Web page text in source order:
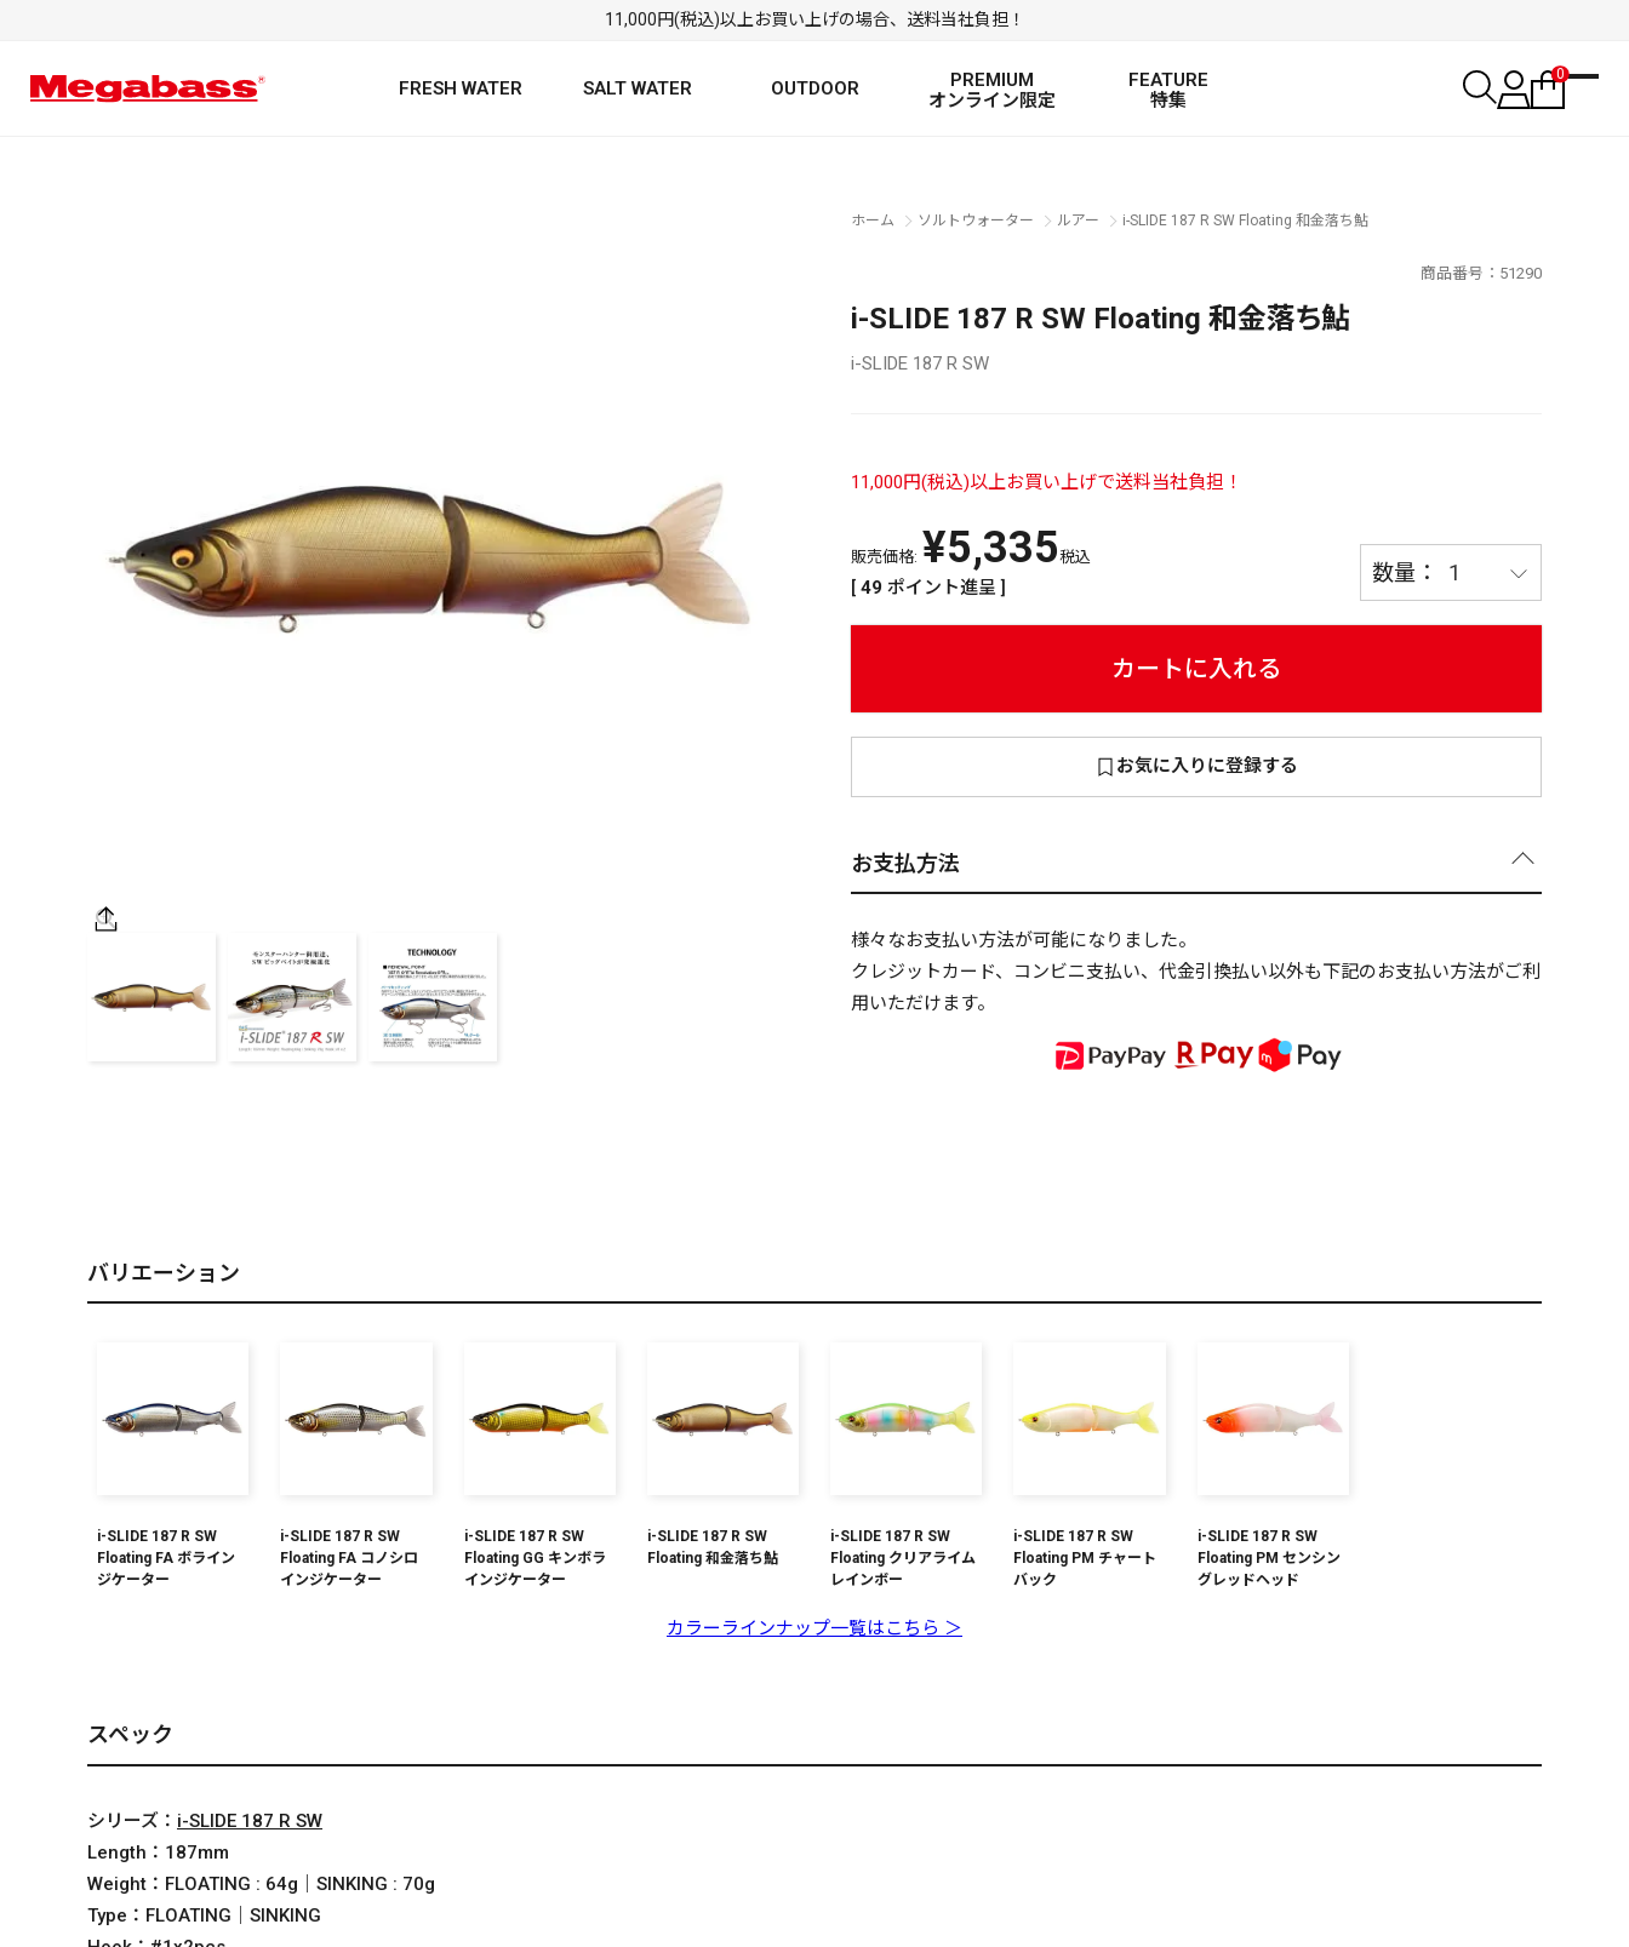
11,000円(税込)以上お買い上げの場合、送料当社負担！
FRESH WATER
TROUT ROD TROUT LURE
SALT WATER
SALTWATER LURE
OUTDOOR
PREMIUM
オンライン限定
FEATURE
特集
0
絞り込み検索
PREMIUM オンライン限定
OUTDOOR
全て
ホーム ソルトウォーター ルアー i-SLIDE 187 R SW Floating 和金落ち鮎
商品番号 51290
i-SLIDE 187 R SW Floating 和金落ち鮎
i-SLIDE 187 R SW
11,000円(税込)以上お買い上げで送料当社負担！
販売価格: ¥5,335税込
[ 49 ポイント進呈 ]
カートに入れる
お気に入りに登録する
お支払方法
様々なお支払い方法が可能になりました。
クレジットカード、コンビニ支払い、代金引換払い以外も下記のお支払い方法がご利
用いただけます。
バリエーション
i-SLIDE 187 R SW
Floating FA ボライン
ジケーター
i-SLIDE 187 R SW
Floating FA コノシロ
インジケーター
i-SLIDE 187 R SW
Floating GG キンボラ
インジケーター
i-SLIDE 187 R SW
Floating 和金落ち鮎
i-SLIDE 187 R SW
Floating クリアライム
レインボー
i-SLIDE 187 R SW
Floating PM チャート
バック
i-SLIDE 187 R SW
Floating PM センシン
グレッドヘッド
カラーラインナップ一覧はこちら ＞
スペック
シリーズ： i-SLIDE 187 R SW
Length： 187mm
Weight： FLOATING : 64g｜SINKING : 70g
Type： FLOATING｜SINKING